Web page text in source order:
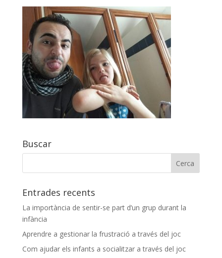
Buscar
Entrades recents
La importància de sentir-se part d’un grup durant la
infància
Aprendre a gestionar la frustració a través del joc
Com ajudar els infants a socialitzar a través del joc